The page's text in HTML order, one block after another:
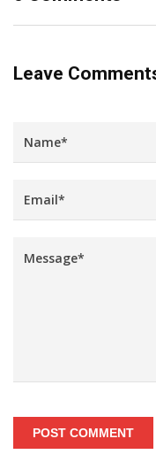
Leave
POST COMMENT